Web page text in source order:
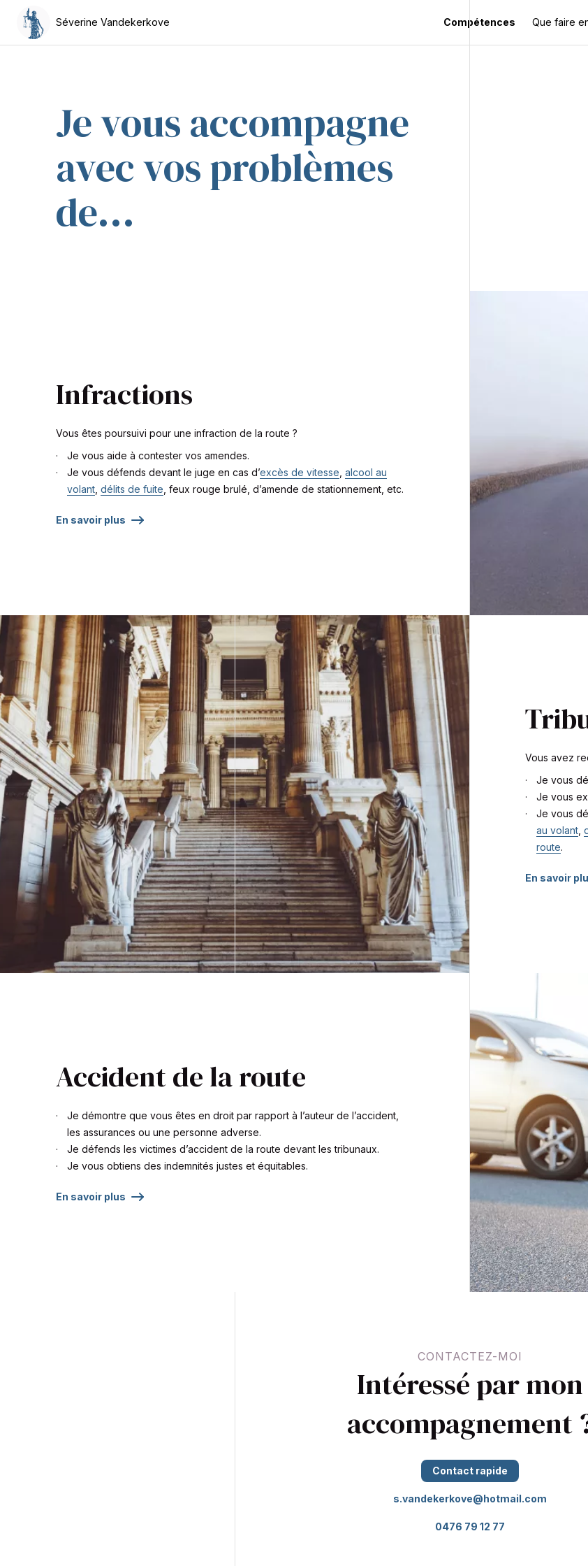
Séverine Vandekerkove Compétences Que faire
Je vous accompagne
avec vos problèmes
de...
Infractions
Vous êtes poursuivi pour une infraction de la route ?
Je vous aide à contester vos amendes.
Je vous défends devant le juge en cas d’excès de vitesse alcool au
volant délits de fuite , feux rouge brulé, d’amende de stationnement, etc.
En savoir plus
Vous avez
Je vous
Je vous
Je vous
au volant
route.
En savoir
Accident de la route
Je démontre que vous êtes en droit par rapport à l’auteur de l’accident,
les assurances ou une personne adverse.
Je défends les victimes d’accident de la route devant les tribunaux.
Je vous obtiens des indemnités justes et équitables.
En savoir plus
CONTACTEZ-MOI
Intéressé par mon
accompagnement
Contact rapide
s.vandekerkove@hotmail.com
0476 79 12 77